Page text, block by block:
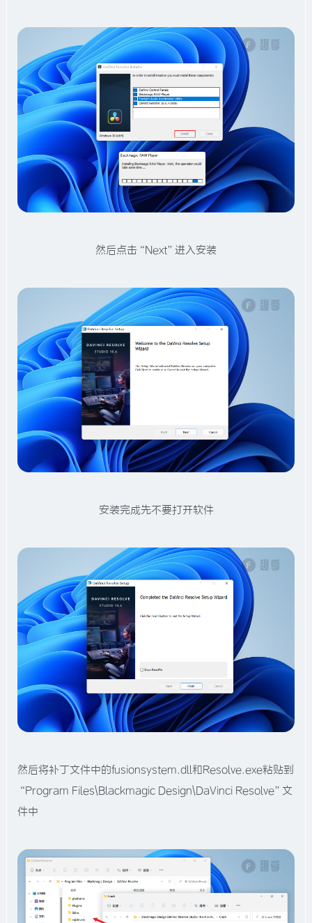
然后点击“Next”进入安装
安装完成先不要打开软件
然后将补丁文件中的fusionsystem.dll和Resolve.exe粘贴到
“Program Files\Blackmagic Design\DaVinci Resolve”文
件中